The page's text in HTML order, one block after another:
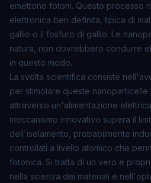
emettono fotoni. Questo processo
elettronica ben definita, tipica di
gallio o il fosfuro di gallio. Le
natura, non dovrebbero condurre
in questo modo.
La svolta scientifica consiste
per stimolare queste
attraverso un'alimentazione
meccanismo innovativo supera il
dell'isolamento, probabilmente
controllati a livello atomico che
fotonica. Si tratta di un vero e
nella scienza dei materiali e